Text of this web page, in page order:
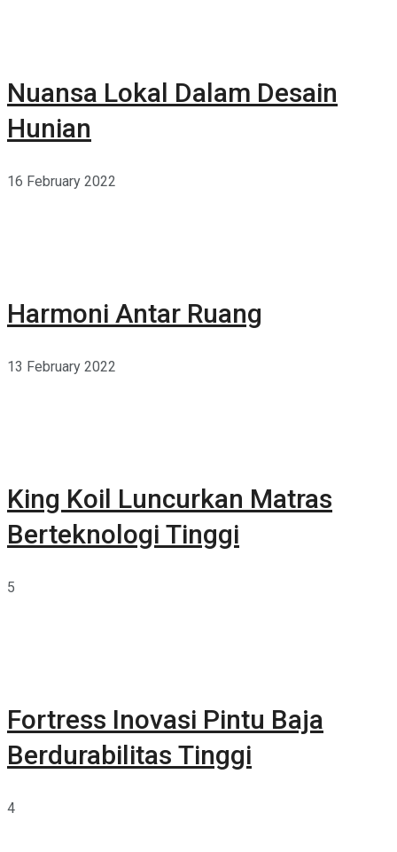
Nuansa Lokal Dalam Desain
Hunian
16 February 2022
Harmoni Antar Ruang
13 February 2022
King Koil Luncurkan Matras
Berteknologi Tinggi
5
Fortress Inovasi Pintu Baja
Berdurabilitas Tinggi
4